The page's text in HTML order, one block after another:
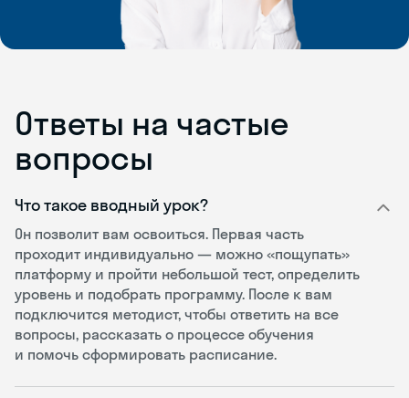
Ответы на частые
вопросы
Что такое вводный урок?
Он позволит вам освоиться. Первая часть
проходит индивидуально — можно «пощупать»
платформу и пройти небольшой тест, определить
уровень и подобрать программу. После к вам
подключится методист, чтобы ответить на все
вопросы, рассказать о процессе обучения
и помочь сформировать расписание.